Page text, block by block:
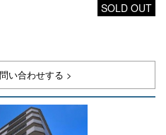
SOLD OUT
い合わせする >